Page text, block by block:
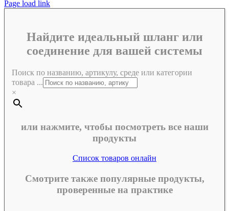
Page load link
Найдите идеальный шланг или
соединение для вашей системы
Поиск по названию, артикулу, среде или категории
товара ...
×
или нажмите, чтобы посмотреть все наши
продукты
Список товаров онлайн
Смотрите также популярные продукты,
проверенные на практике